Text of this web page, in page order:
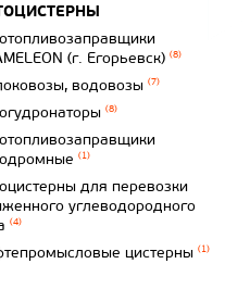
(г. Егорьевск) (8)
водовозы (7)
(8)
(1)
для перевозки
углеводородного
(4)
цистерны (1)